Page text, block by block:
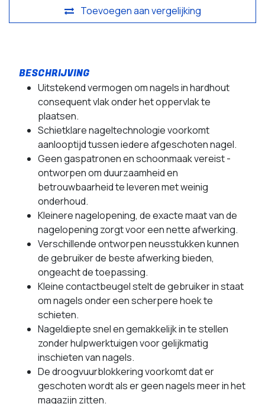
Toevoegen aan vergelijking
Uitstekend vermogen om nagels in hardhout
consequent vlak onder het oppervlak te
plaatsen.
Schietklare nageltechnologie voorkomt
aanlooptijd tussen iedere afgeschoten nagel.
Geen gaspatronen en schoonmaak vereist -
ontworpen om duurzaamheid en
betrouwbaarheid te leveren met weinig
onderhoud.
Kleinere nagelopening, de exacte maat van de
nagelopening zorgt voor een nette afwerking.
Verschillende ontworpen neusstukken kunnen
de gebruiker de beste afwerking bieden,
ongeacht de toepassing.
Kleine contactbeugel stelt de gebruiker in staat
om nagels onder een scherpere hoek te
schieten.
Nageldiepte snel en gemakkelijk in te stellen
zonder hulpwerktuigen voor gelijkmatig
inschieten van nagels.
De droogvuurblokkering voorkomt dat er
geschoten wordt als er geen nagels meer in het
magazijn zitten.